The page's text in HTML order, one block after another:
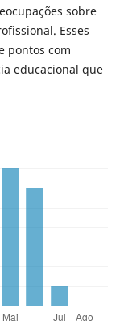
sobre
Esses
pontos com
educacional que